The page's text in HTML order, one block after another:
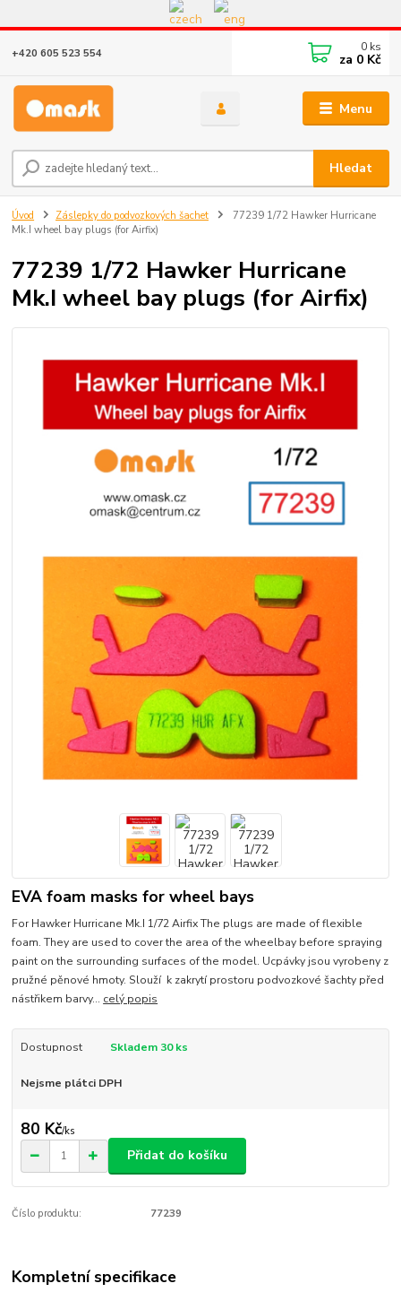
Eshop v provozu do 31.10.2026
Menu
Hledat
+420 605 523 554 0 ks
za 0 Kč
Úvod Záslepky do podvozkových šachet
77239 1/72 Hawker Hurricane
Mk.I wheel bay plugs (for Airfix)
77239 1/72 Hawker Hurricane
Mk.I wheel bay plugs (for Airfix)
EVA foam masks for wheel bays
For Hawker Hurricane Mk.I 1/72 Airfix The plugs are made of flexible
foam. They are used to cover the area of the wheelbay before spraying
paint on the surrounding surfaces of the model. Ucpávky jsou vyrobeny z
pružné pěnové hmoty. Slouží k zakrytí prostoru podvozkové šachty před
nástřikem barvy... celý popis
Dostupnost Skladem 30 ks
Nejsme plátci DPH
80 Kč/ks
Přidat do košíku
Číslo produktu: 77239
Kompletní specifikace